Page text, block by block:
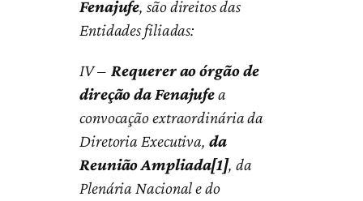
Fenajufe, são direitos das
Entidades filiadas:
IV –Requerer ao órgão de
direção da Fenajufea
convocação extraordinária da
Diretoria Executiva, da
Reunião Ampliada[1], da
Plenária Nacional e do